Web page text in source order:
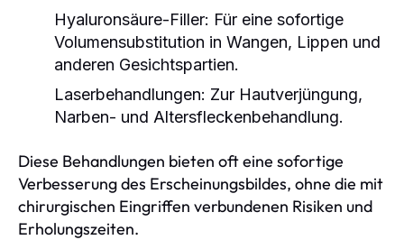
Hyaluronsäure-Filler: Für eine sofortige
Volumensubstitution in Wangen, Lippen und
anderen Gesichtspartien.
Laserbehandlungen: Zur Hautverjüngung,
Narben- und Altersfleckenbehandlung.
Diese Behandlungen bieten oft eine sofortige
Verbesserung des Erscheinungsbildes, ohne die mit
chirurgischen Eingriffen verbundenen Risiken und
Erholungszeiten.